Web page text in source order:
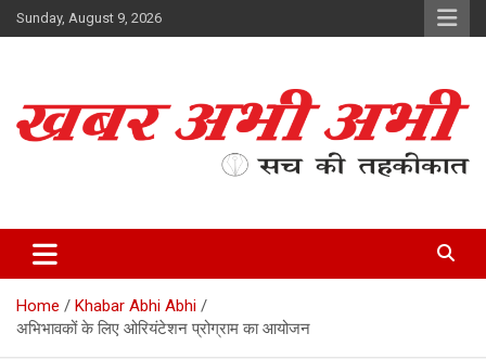
Skip
to
Sunday, August 9, 2026
Home
Khabar Abhi Abhi
अभिभावकों के लिए ओरियंटेशन प्रोग्राम का आयोजन